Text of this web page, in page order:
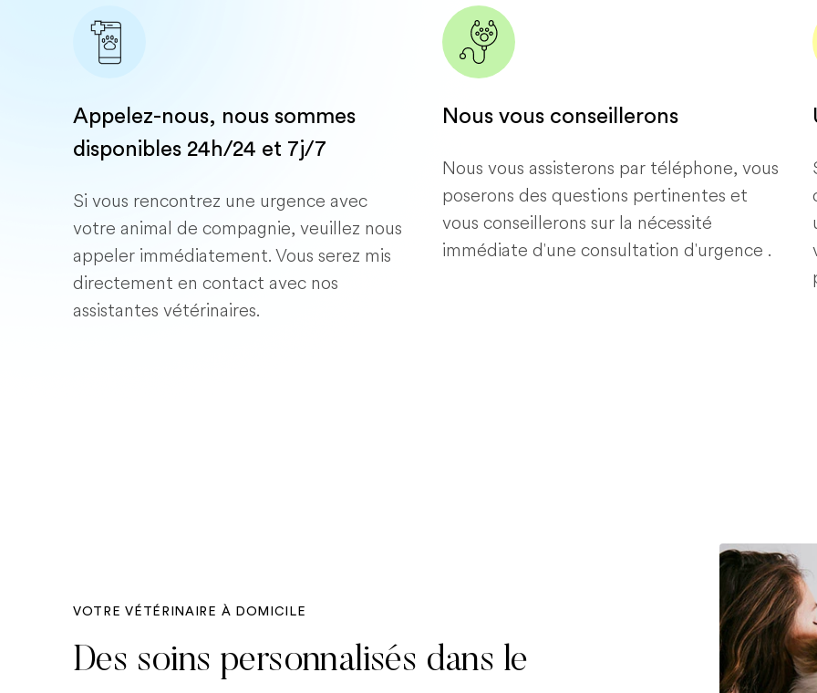
Appelez-nous, nous sommes
disponibles 24h/24 et 7j/7
Si vous rencontrez une urgence avec
votre animal de compagnie, veuillez nous
appeler immédiatement. Vous serez mis
directement en contact avec nos
assistantes vétérinaires.
Nous vous conseillerons
Nous vous assisterons par téléphone, vous
poserons des questions pertinentes et
vous conseillerons sur la nécessité
immédiate d'une consultation d'urgence .
VOTRE VÉTÉRINAIRE À DOMICILE
Des soins personnalisés dans le